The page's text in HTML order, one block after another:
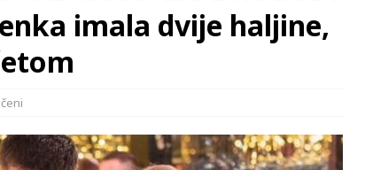
Vozači satima čekaju, dok se drugi ubacuju sa strane
VIJESTI
29. srpnja 2018, preminuo je glazbeni genij Oliver Dragojević
iz Međugorja; ‘Slobodna Dalmacija‘ u posjedu dramatične
u polju kod granice!
CRNA KRONIKA
SA SVADBE MARKA
imala dvije haljine,